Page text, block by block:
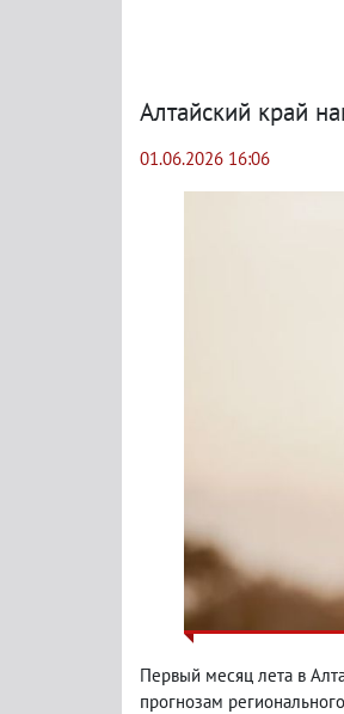
Алтайский край
01.06.2026 16:06
Первый месяц лета в
прогнозам